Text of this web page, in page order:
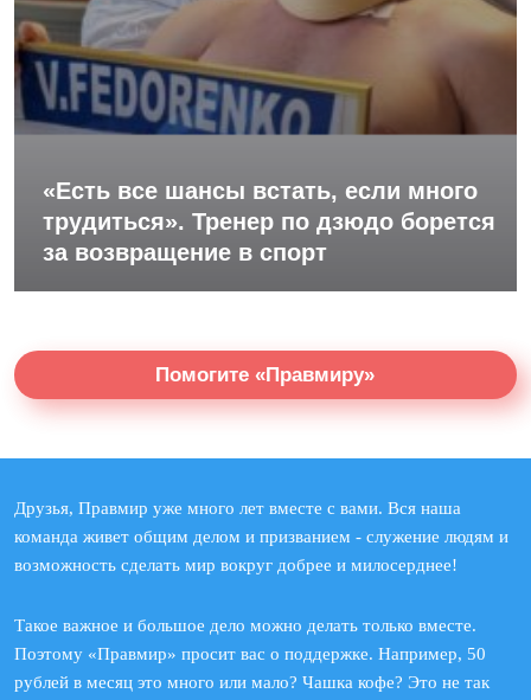
«Есть все шансы встать, если много
трудиться». Тренер по дзюдо борется
за возвращение в спорт
Помогите «Правмиру»
Друзья, Правмир уже много лет вместе с вами. Вся наша
команда живет общим делом и призванием - служение людям и
возможность сделать мир вокруг добрее и милосерднее!
Такое важное и большое дело можно делать только вместе.
Поэтому «Правмир» просит вас о поддержке. Например, 50
рублей в месяц это много или мало? Чашка кофе? Это не так